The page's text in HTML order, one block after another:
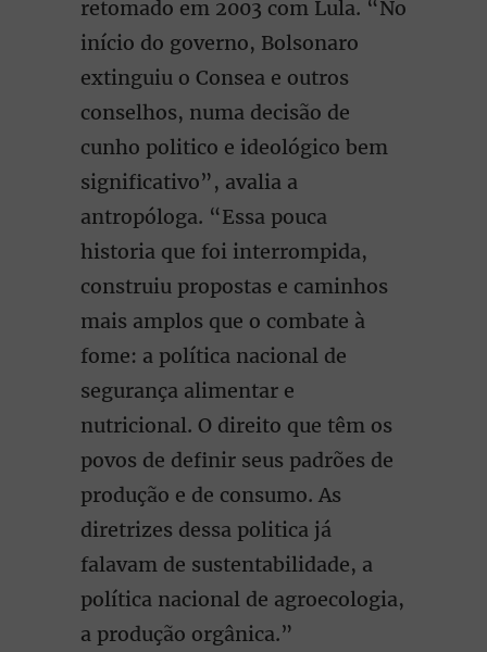
retomado em 2003 com Lula. “No
início do governo, Bolsonaro
extinguiu o Consea e outros
conselhos, numa decisão de
cunho politico e ideológico bem
significativo”, avalia a
antropóloga. “Essa pouca
historia que foi interrompida,
construiu propostas e caminhos
mais amplos que o combate à
fome: a política nacional de
segurança alimentar e
nutricional. O direito que têm os
povos de definir seus padrões de
produção e de consumo. As
diretrizes dessa politica já
falavam de sustentabilidade, a
política nacional de agroecologia,
a produção orgânica.”